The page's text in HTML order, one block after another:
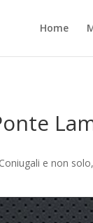
Home
e non